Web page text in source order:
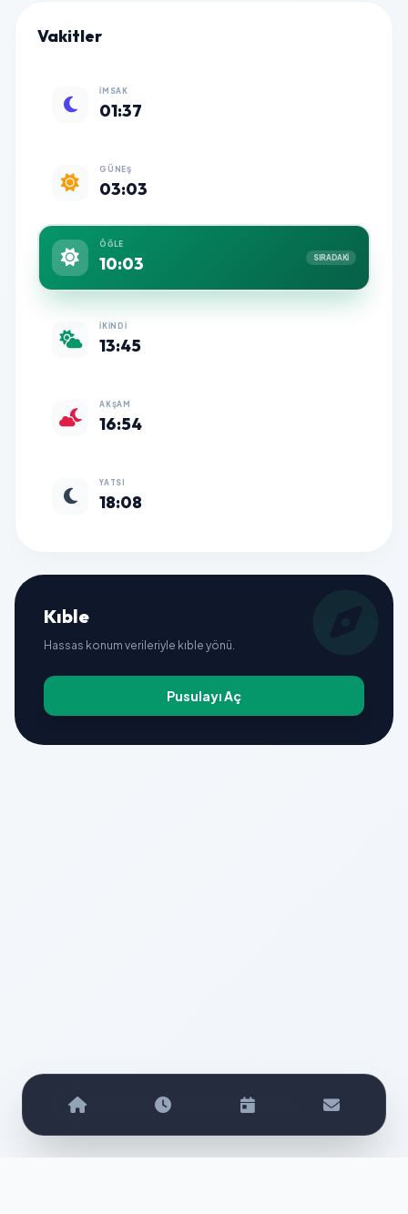
Vakitler
İMSAK
01:37
GÜNEŞ
03:03
ÖĞLE
10:03 SIRADAKİ
İKINDI
13:45
AKŞAM
16:54
YATSI
18:08
Kıble
Hassas konum verileriyle kıble yönü.
Pusulayı Aç